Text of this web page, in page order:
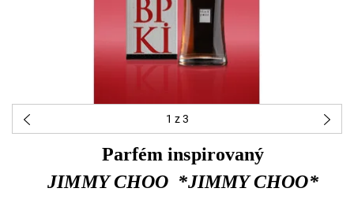
1 z 3
Parfém inspirovaný
JIMMY CHOO *JIMMY CHOO*